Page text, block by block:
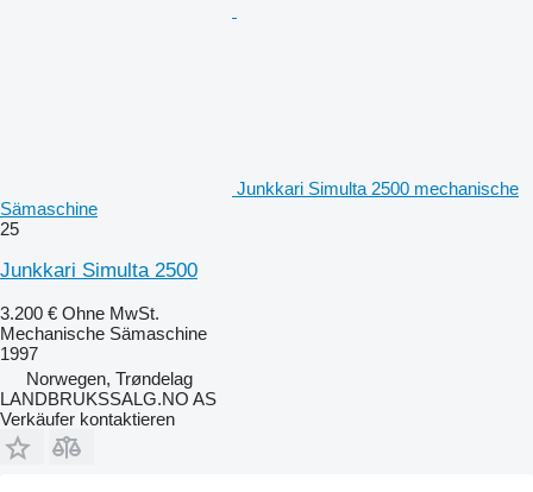
Junkkari Simulta 2500 mechanische
Sämaschine
25
Junkkari Simulta 2500
3.200 € Ohne MwSt.
Mechanische Sämaschine
1997
Norwegen, Trøndelag
LANDBRUKSSALG.NO AS
Verkäufer kontaktieren